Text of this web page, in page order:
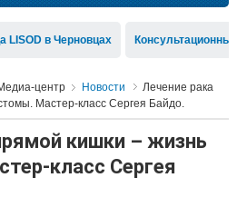
LISOD в Черновцах Консультационный
центр Новости
Лечение рака
Мастер-класс Сергея Байдо.
кишки – жизнь
класс Сергея